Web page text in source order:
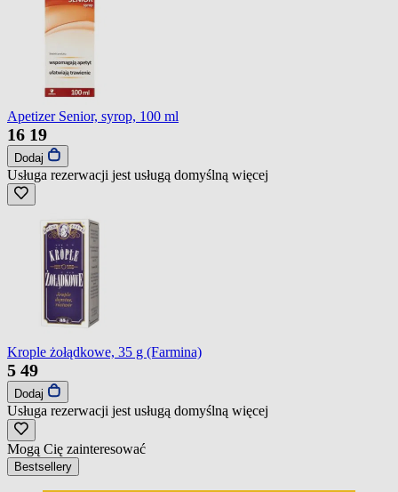
Apetizer Senior, syrop, 100 ml
16 19
Dodaj
Usługa rezerwacji jest usługą domyślną więcej
Krople żołądkowe, 35 g (Farmina)
5 49
Dodaj
Usługa rezerwacji jest usługą domyślną więcej
Mogą Cię zainteresować
Bestsellery